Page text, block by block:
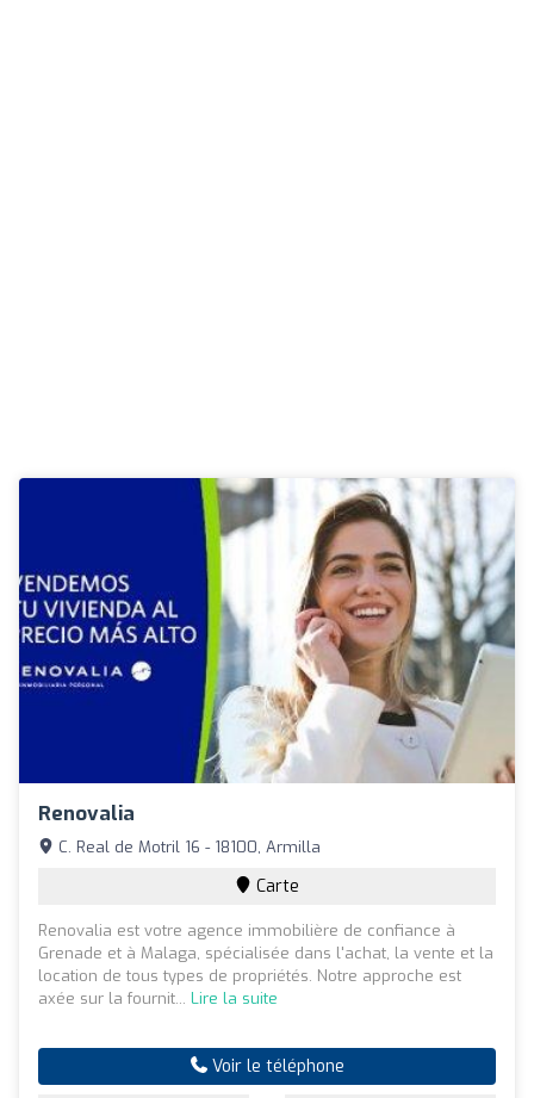
Renovalia
C. Real de Motril 16 - 18100, Armilla
Carte
Renovalia est votre agence immobilière de confiance à
Grenade et à Malaga, spécialisée dans l'achat, la vente et la
location de tous types de propriétés. Notre approche est
axée sur la fournit... Lire la suite
Voir le téléphone